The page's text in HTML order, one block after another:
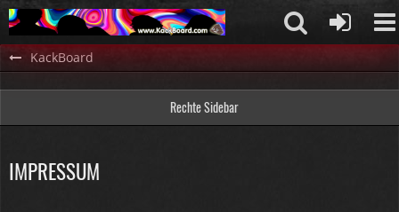
KackBoard
IMPRESSUM
Rechte Sidebar